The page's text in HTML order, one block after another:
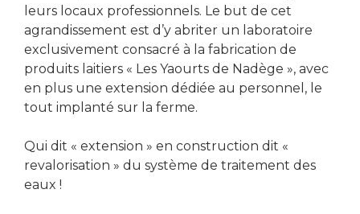
leurs locaux professionnels. Le but de cet
agrandissement est d’y abriter un laboratoire
exclusivement consacré à la fabrication de
produits laitiers « Les Yaourts de Nadège », avec
en plus une extension dédiée au personnel, le
tout implanté sur la ferme.
Qui dit « extension » en construction dit «
revalorisation » du système de traitement des
eaux !